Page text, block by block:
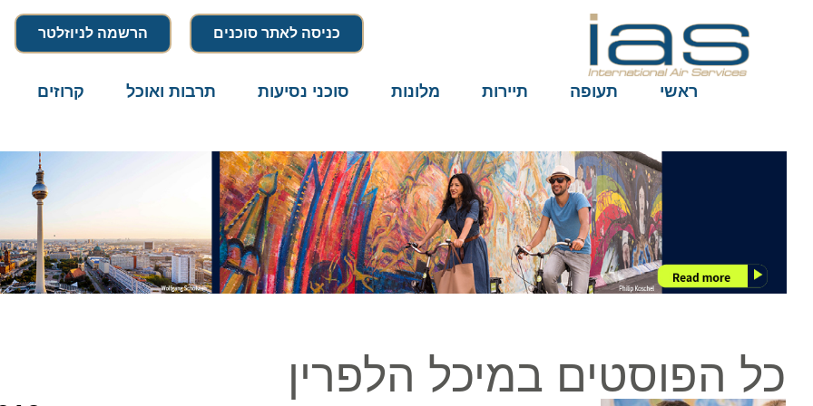
כניסה לאתר סוכנים הרשמה לניוזלטר
ראשי תעופה תיירות מלונות סוכני נסיעות תרבות ואוכל קרוזים
כל הפוסטים במיכל הלפרין